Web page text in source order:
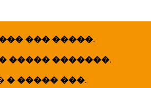
��� �����.
����� �������.
� ����� ���.